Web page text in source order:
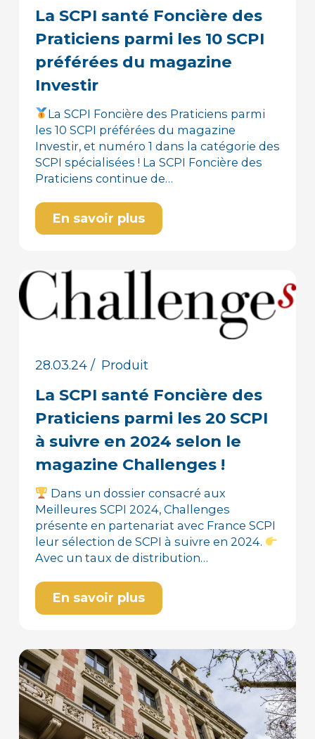
La SCPI santé Foncière des
Praticiens parmi les 10 SCPI
préférées du magazine
Investir
La SCPI Foncière des Praticiens parmi
les 10 SCPI préférées du magazine
Investir, et numéro 1 dans la catégorie des
SCPI spécialisées ! La SCPI Foncière des
Praticiens continue de…
En savoir plus
28.03.24/ Produit
La SCPI santé Foncière des
Praticiens parmi les 20 SCPI
à suivre en 2024 selon le
magazine Challenges !
Dans un dossier consacré aux
Meilleures SCPI 2024, Challenges
présente en partenariat avec France SCPI
leur sélection de SCPI à suivre en 2024.
Avec un taux de distribution…
En savoir plus